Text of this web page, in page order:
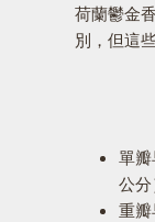
荷蘭鬱金
別，但這
單
公
重